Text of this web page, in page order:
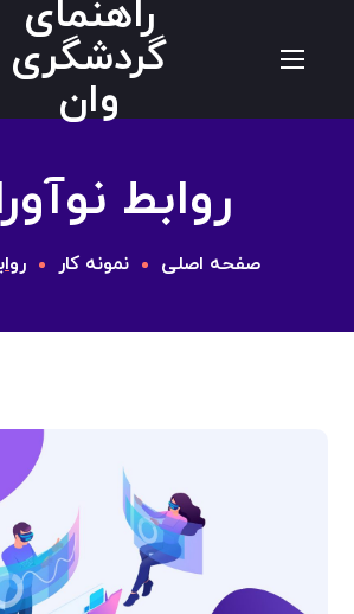
راهنمای
گردشگری
وان
روابط
صفحه اصلی نمونه کار